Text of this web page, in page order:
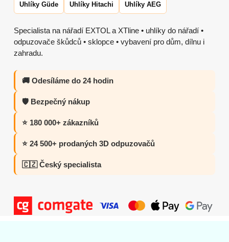
Uhlíky Güde Uhlíky Hitachi Uhlíky AEG
Specialista na nářadí EXTOL a XTline • uhlíky do nářadí •
odpuzovače škůdců • sklopce • vybavení pro dům, dílnu i
zahradu.
🚚 Odesíláme do 24 hodin
🛡️ Bezpečný nákup
⭐ 180 000+ zákazníků
⭐ 24 500+ prodaných 3D odpuzovačů
🇨🇿 Český specialista